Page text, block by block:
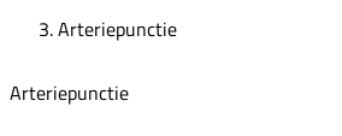
Arteriepunctie
Arteriepunctie